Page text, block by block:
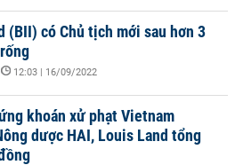
(BII) có Chủ tịch mới sau hơn 3
12:03 | 16/09/2022
khoán xử phạt Vietnam
dược HAI, Louis Land tổng